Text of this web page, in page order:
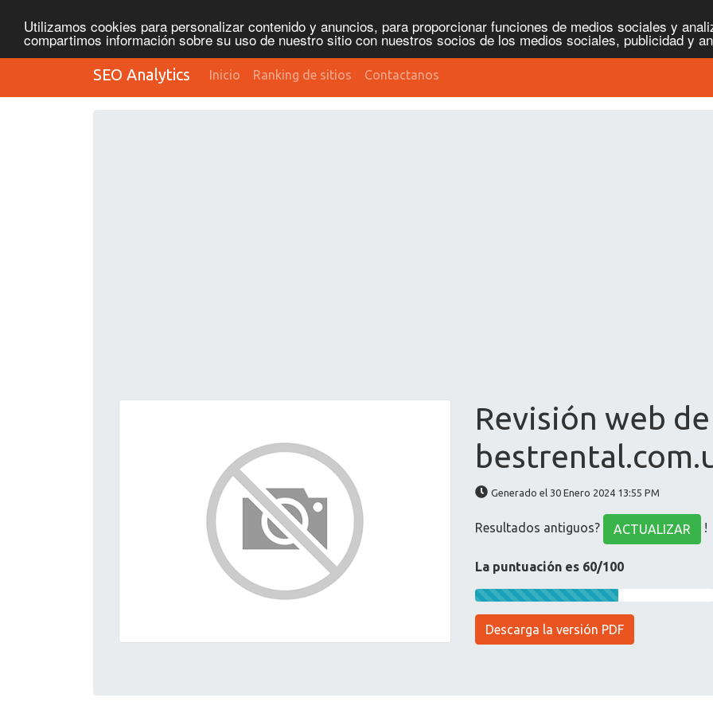
Utilizamos cookies para personalizar contenido y anuncios, para proporcionar funciones de medios sociales y
compartimos información sobre su uso de nuestro sitio con nuestros socios de los medios sociales, publicidad y
SEO Analytics Inicio Ranking de sitios Contactanos
Revisión web de
Generado el 30 Enero 2024 13:55 PM
Resultados antiguos? ACTUALIZAR !
La puntuación es 60/100
Descarga la versión PDF